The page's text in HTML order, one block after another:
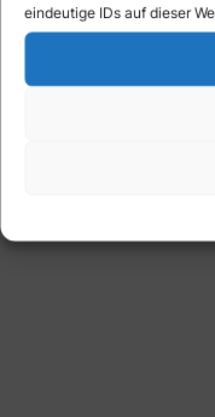
eindeutige IDs auf dieser